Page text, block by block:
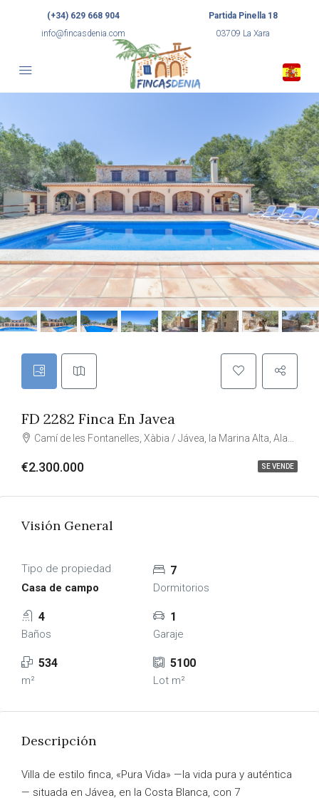
(+34) 629 668 904
info@fincasdenia.com
Partida Pinella 18
03709 La Xara
FD 2282 Finca En Javea
Camí de les Fontanelles, Xàbia / Jávea, la Marina Alta, Alacant / Alicante, Comunitat Valenciana, 03737, España
€2.300.000 SE VENDE
Visión General
Tipo de propiedad
Casa de campo
7
Dormitorios
4
Baños
1
Garaje
534
m²
5100
Lot m²
Descripción
Villa de estilo finca, «Pura Vida» —la vida pura y auténtica
— situada en Jávea, en la Costa Blanca, con 7